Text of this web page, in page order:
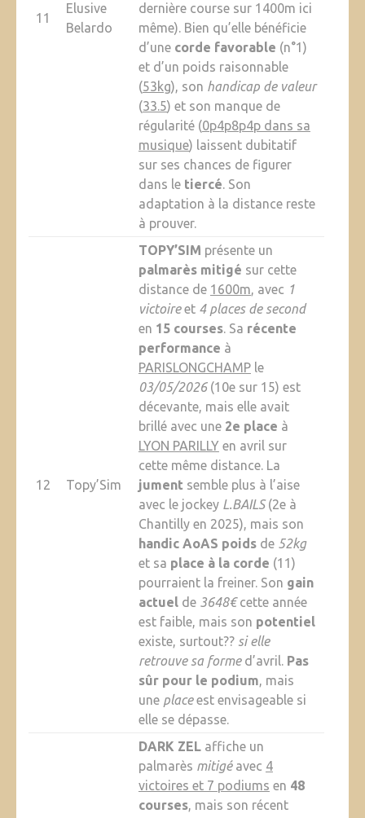
11
Elusive
Belardo
dernière course sur 1400m ici
même). Bien qu’elle bénéficie
d’une corde favorable (n°1)
et d’un poids raisonnable
(53kg), son handicap de valeur
(33.5) et son manque de
régularité (0p4p8p4p dans sa
musique) laissent dubitatif
sur ses chances de figurer
dans le tiercé. Son
adaptation à la distance reste
à prouver.
12 Topy’Sim
TOPY’SIM présente un
palmarès mitigé sur cette
distance de 1600m, avec 1
victoireet 4 places de second
en 15 courses. Sa récente
performance à
PARISLONGCHAMPle
03/05/2026(10e sur 15) est
décevante, mais elle avait
brillé avec une 2e place à
LYON PARILLY en avril sur
cette même distance. La
jument semble plus à l’aise
avec le jockey L.BAILS(2e à
Chantilly en 2025), mais son
handic AoAS poidsde 52kg
et sa place à la corde (11)
pourraient la freiner. Son gain
actuelde 3648€cette année
est faible, mais son potentiel
existe, surtout?? si elle
retrouve sa formed’avril. Pas
sûr pour le podium, mais
une placeest envisageable si
elle se dépasse.
DARK ZELaffiche un
palmarès mitigéavec 4
victoires et 7 podiums en 48
courses, mais son récent